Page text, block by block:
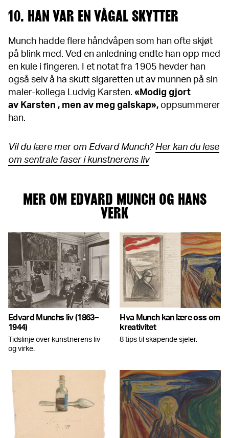
10. HAN VAR EN VÅGAL SKYTTER
Munch hadde flere håndvåpen som han ofte skjøt
på blink med. Ved en anledning endte han opp med
en kule i fingeren. I et notat fra 1905 hevder han
også selv å ha skutt sigaretten ut av munnen på sin
maler-kollega Ludvig Karsten. «Modig gjort
av Karsten , men av meg galskap», oppsummerer
han.
Vil du lære mer om Edvard Munch?Her kan du lese
om sentrale faser i kunstnerens liv
MER OM EDVARD MUNCH OG HANS
VERK
Edvard Munchs liv (1863–
1944)
Tidslinje over kunstnerens liv
og virke.
Hva Munch kan lære oss om
kreativitet
8 tips til skapende sjeler.